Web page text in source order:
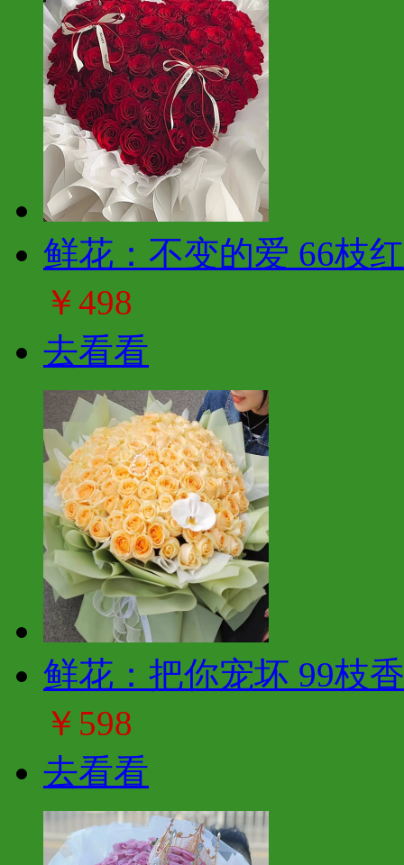
鲜花：不变的爱 66枝
￥498
去看看
鲜花：把你宠坏 99枝
￥598
去看看